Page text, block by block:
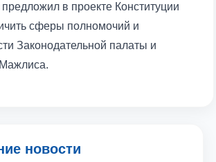
в проекте Конституции
сферы полномочий и
Законодательной палаты и
новости